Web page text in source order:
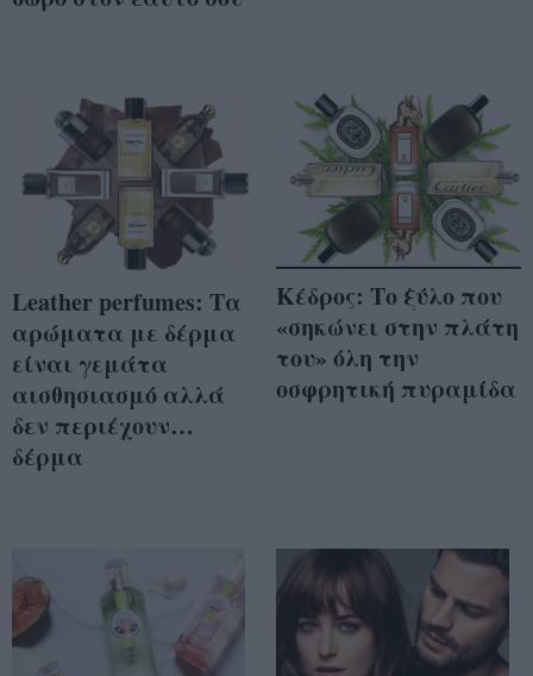
Leather perfumes: Τα
αρώματα με δέρμα
είναι γεμάτα
αισθησιασμό αλλά
δεν περιέχουν…
δέρμα
Κέδρος: Το ξύλο που
«σηκώνει στην πλάτη
του» όλη την
οσφρητική πυραμίδα